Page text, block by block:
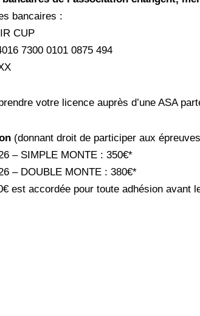
bancaires :
CUP
7300 0101 0875 494
votre licence auprès d’une ASA
(donnant droit de participer aux
– SIMPLE MONTE : 350€*
– DOUBLE MONTE : 380€*
est accordée pour toute adhésion avant